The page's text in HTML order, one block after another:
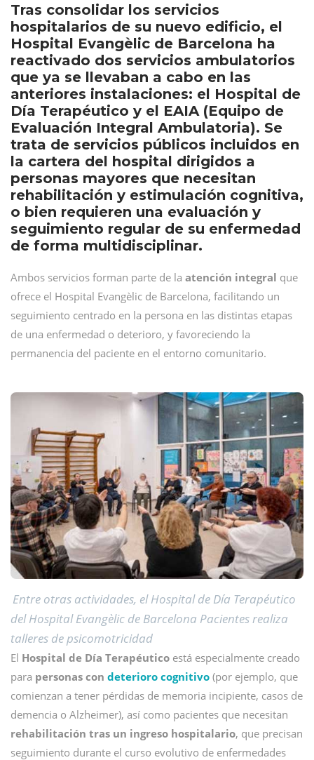
Tras consolidar los servicios
hospitalarios de su nuevo edificio, el
Hospital Evangèlic de Barcelona ha
reactivado dos servicios ambulatorios
que ya se llevaban a cabo en las
anteriores instalaciones: el Hospital de
Día Terapéutico y el EAIA (Equipo de
Evaluación Integral Ambulatoria). Se
trata de servicios públicos incluidos en
la cartera del hospital dirigidos a
personas mayores que necesitan
rehabilitación y estimulación cognitiva,
o bien requieren una evaluación y
seguimiento regular de su enfermedad
de forma multidisciplinar.
Ambos servicios forman parte de la atención integral que
ofrece el Hospital Evangèlic de Barcelona, facilitando un
seguimiento centrado en la persona en las distintas etapas
de una enfermedad o deterioro, y favoreciendo la
permanencia del paciente en el entorno comunitario.
Entre otras actividades, el Hospital de Día Terapéutico
del Hospital Evangèlic de Barcelona Pacientes realiza
talleres de psicomotricidad
El Hospital de Día Terapéutico está especialmente creado
para personas con deterioro cognitivo (por ejemplo, que
comienzan a tener pérdidas de memoria incipiente, casos de
demencia o Alzheimer), así como pacientes que necesitan
rehabilitación tras un ingreso hospitalario, que precisan
seguimiento durante el curso evolutivo de enfermedades